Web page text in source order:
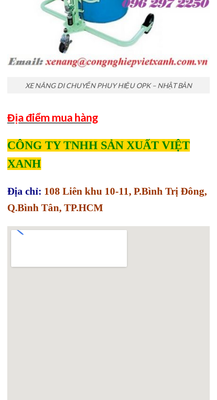
XE NÂNG DI CHUYỂN PHUY HIỆU OPK – NHẬT BẢN
Địa điểm mua hàng
CÔNG TY TNHH SẢN XUẤT VIỆT
XANH
Địa chỉ: 108 Liên khu 10-11, P.Bình Trị Đông,
Q.Bình Tân, TP.HCM